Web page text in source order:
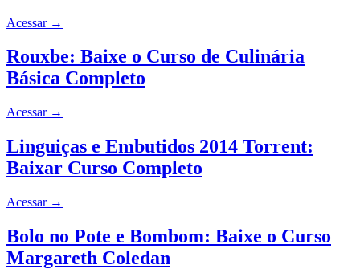
Acessar →
Rouxbe: Baixe o Curso de Culinária
Básica Completo
Acessar →
Linguiças e Embutidos 2014 Torrent:
Baixar Curso Completo
Acessar →
Bolo no Pote e Bombom: Baixe o Curso
Margareth Coledan